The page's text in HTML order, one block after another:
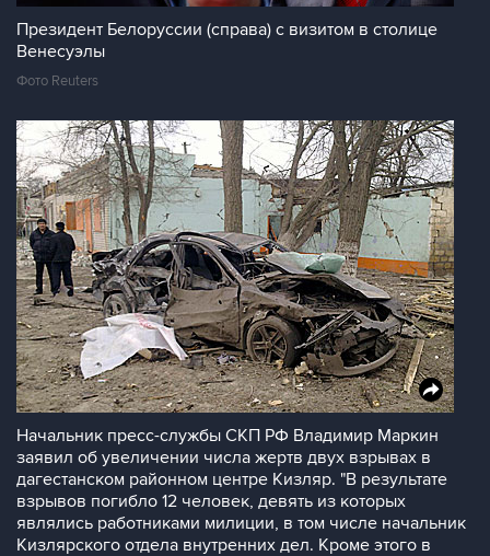
Президент Белоруссии (справа) с визитом в столице
Венесуэлы
Фото Reuters
Начальник пресс-службы СКП РФ Владимир Маркин
заявил об увеличении числа жертв двух взрывах в
дагестанском районном центре Кизляр. "В результате
взрывов погибло 12 человек, девять из которых
являлись работниками милиции, в том числе начальник
Кизлярского отдела внутренних дел. Кроме этого в